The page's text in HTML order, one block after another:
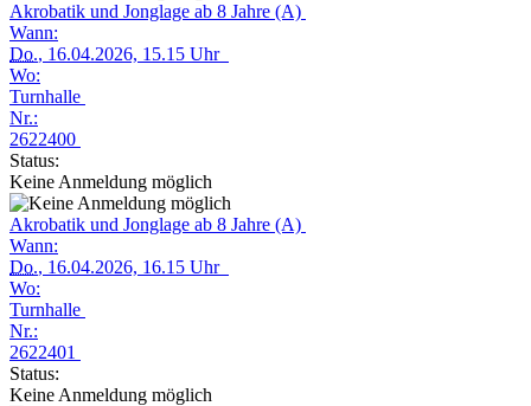
Akrobatik und Jonglage ab 8 Jahre (A)
Wann:
Do., 16.04.2026, 15.15 Uhr
Wo:
Turnhalle
Nr.:
2622400
Status:
Keine Anmeldung möglich
Akrobatik und Jonglage ab 8 Jahre (A)
Wann:
Do., 16.04.2026, 16.15 Uhr
Wo:
Turnhalle
Nr.:
2622401
Status:
Keine Anmeldung möglich